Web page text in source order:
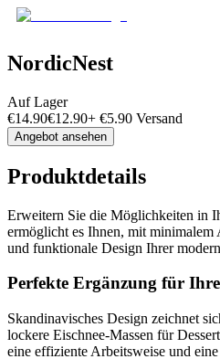
NordicNest
Auf Lager
€14.90€12.90+ €5.90 Versand
Angebot ansehen
Produktdetails
Erweitern Sie die Möglichkeiten in
ermöglicht es Ihnen, mit minimalem
und funktionale Design Ihrer
Perfekte Ergänzung für
Skandinavisches Design zeichnet
lockere Eischnee-Massen für
eine effiziente Arbeitsweise und